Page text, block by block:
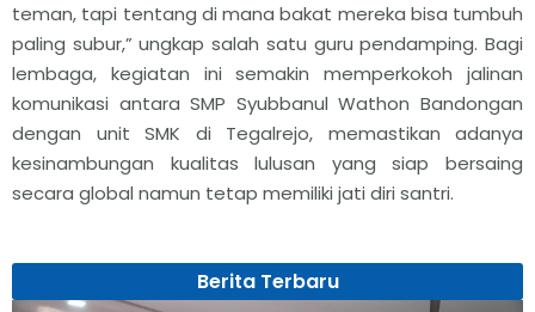
teman, tapi tentang di mana bakat mereka bisa tumbuh
paling subur,” ungkap salah satu guru pendamping. Bagi
lembaga, kegiatan ini semakin memperkokoh jalinan
komunikasi antara SMP Syubbanul Wathon Bandongan
dengan unit SMK di Tegalrejo, memastikan adanya
kesinambungan kualitas lulusan yang siap bersaing
secara global namun tetap memiliki jati diri santri.
Berita Terbaru